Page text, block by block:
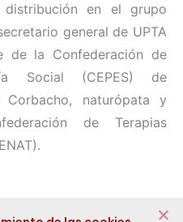
en el grupo
general de UPTA
de la Confederación de
Social (CEPES) de
naturópata y
de Terapias